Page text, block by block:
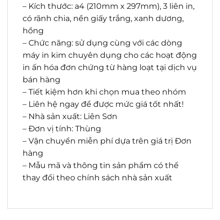
– Kích thước: a4 (210mm x 297mm), 3 liên in,
có rãnh chia, nền giấy trắng, xanh dương,
hồng
– Chức năng: sử dụng cùng với các dòng
máy in kim chuyên dụng cho các hoạt động
in ấn hóa đơn chứng từ hàng loạt tại dịch vụ
bán hàng
– Tiết kiệm hơn khi chọn mua theo nhóm
– Liên hệ ngay để được mức giá tốt nhất!
– Nhà sản xuất: Liên Sơn
– Đơn vị tính: Thùng
– Vận chuyển miễn phí dựa trên giá trị Đơn
hàng
– Mẫu mã và thông tin sản phẩm có thể
thay đổi theo chính sách nhà sản xuất